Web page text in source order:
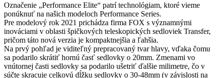
Označenie „Performance Elite“ patrí technológiam, ktoré vieme
ponúknuť na našich modeloch Performance Series.
Pre modelový rok 2021 prichádza firma FOX s významnými
inováciami v oblasti špičkových teleskopických sedloviek Transfer,
pričom táto nová verzia je kompaktnejšia a ľahšia.
Na prvý pohľad je viditeľný prepracovaný tvar hlavy, vďaka čomu
sa podarilo skrátiť hornú časť sedlovky o 20mm. Zmenami vo
vnútornej časti sedlovky sa podarilo ušetriť ďalšie milimetre, čo v
súčte skracuje celkovú dĺžku sedlovky o 30-48mm (v závislosti na